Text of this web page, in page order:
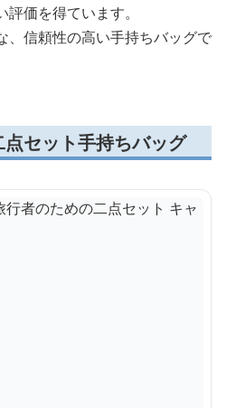
価を得ています。
、信頼性の高い手持ちバッグで
セット手持ちバッグ